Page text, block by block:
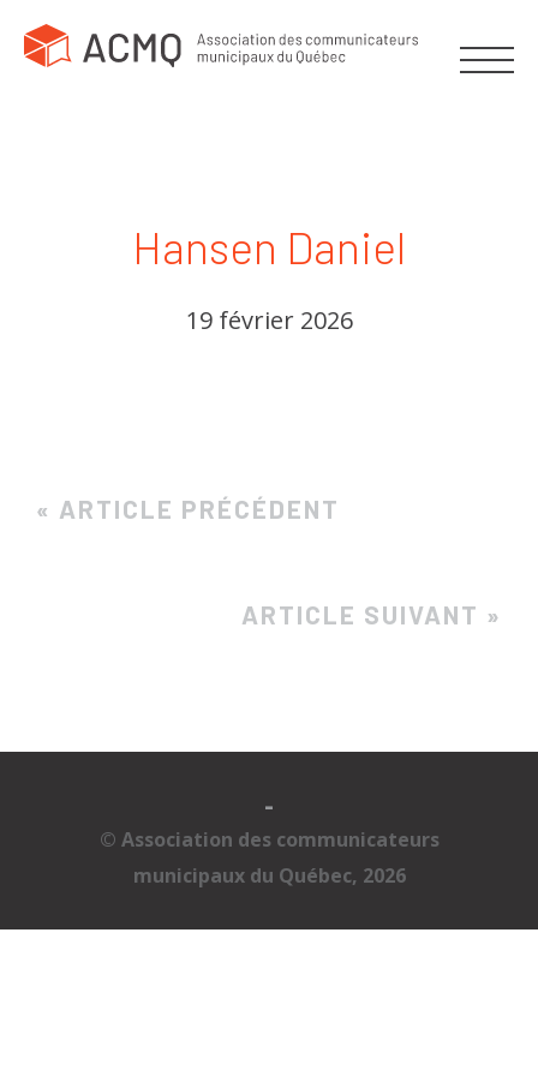
Hansen Daniel
19 février 2026
« ARTICLE PRÉCÉDENT
ARTICLE SUIVANT »
-
© Association des communicateurs
municipaux du Québec, 2026